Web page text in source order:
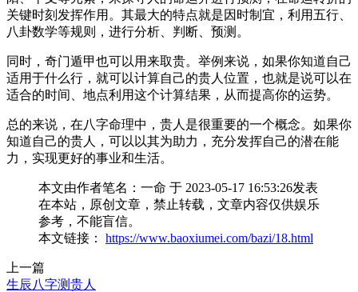
关键时刻发挥作用。其最大的特点就是因时制宜，利用五行、
八卦数学等规则，进行分析、判断、预测。
同时，奇门遁甲也可以用来取贵。举例来说，如果你知道自己
适用于什么行，就可以计算自己的贵人位置，也就是说可以在
适合的时间、地点利用这个计算结果，从而提高你的运势。
总的来说，在八字命理中，贵人是很重要的一个概念。如果你
知道自己的贵人，可以以其为助力，充分发挥自己的潜在能
力，实现更好的事业和生活。
本文由作者笔名：一命 于 2023-05-17 16:53:26发表
在本站，原创文章，禁止转载，文章内容仅供娱乐
参考，不能盲信。
本文链接： https://www.baoxiumei.com/bazi/18.html
上一篇
生辰八字测贵人